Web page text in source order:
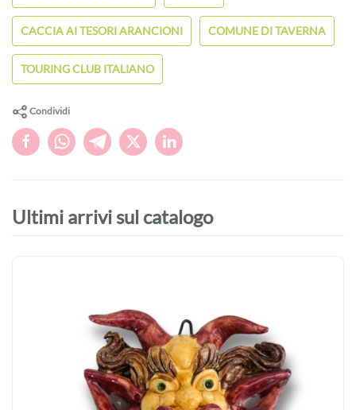
CACCIA AI TESORI ARANCIONI COMUNE DI TAVERNA
TOURING CLUB ITALIANO
Condividi
Ultimi arrivi sul catalogo